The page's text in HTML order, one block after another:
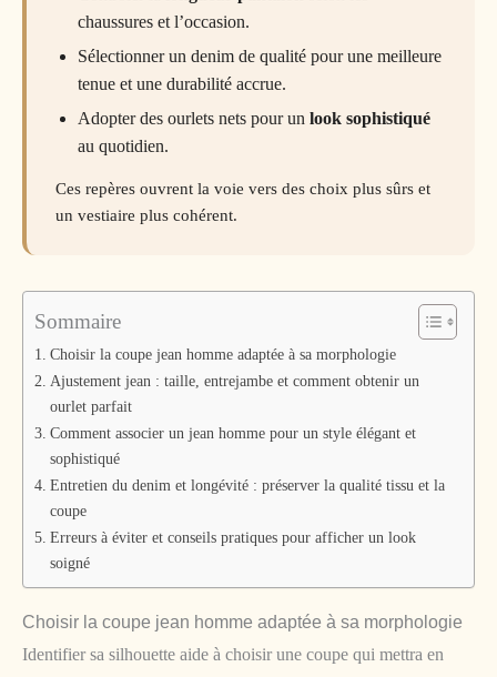
chaussures et l’occasion.
Sélectionner un denim de qualité pour une meilleure
tenue et une durabilité accrue.
Adopter des ourlets nets pour un look sophistiqué
au quotidien.
Ces repères ouvrent la voie vers des choix plus sûrs et
un vestiaire plus cohérent.
Sommaire
Choisir la coupe jean homme adaptée à sa morphologie
Ajustement jean : taille, entrejambe et comment obtenir un
ourlet parfait
Comment associer un jean homme pour un style élégant et
sophistiqué
Entretien du denim et longévité : préserver la qualité tissu et la
coupe
Erreurs à éviter et conseils pratiques pour afficher un look
soigné
Choisir la coupe jean homme adaptée à sa morphologie
Identifier sa silhouette aide à choisir une coupe qui mettra en